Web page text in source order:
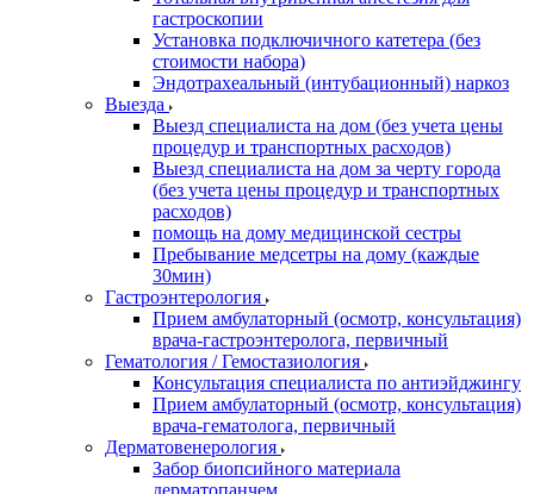
гастроскопии
Установка подключичного катетера (без
стоимости набора)
Эндотрахеальный (интубационный) наркоз
Выезда
Выезд специалиста на дом (без учета цены
процедур и транспортных расходов)
Выезд специалиста на дом за черту города
(без учета цены процедур и транспортных
расходов)
помощь на дому медицинской сестры
Пребывание медсетры на дому (каждые
30мин)
Гастроэнтерология
Прием амбулаторный (осмотр, консультация)
врача-гастроэнтеролога, первичный
Гематология / Гемостазиология
Консультация специалиста по антиэйджингу
Прием амбулаторный (осмотр, консультация)
врача-гематолога, первичный
Дерматовенерология
Забор биопсийного материала
дерматопанчем